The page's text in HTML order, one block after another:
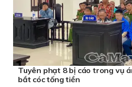
Tuyên phạt 8 bị cáo trong vụ
bắt cóc tống tiền